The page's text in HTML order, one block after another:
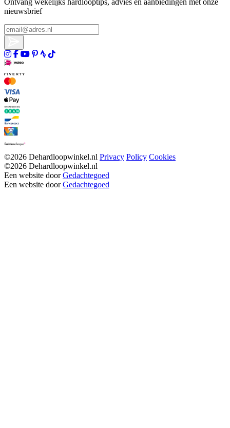
nieuwsbrief
©2026 Dehardloopwinkel.nl Privacy Policy Cookies
©2026 Dehardloopwinkel.nl
Een website doorGedachtegoed
Een website doorGedachtegoed